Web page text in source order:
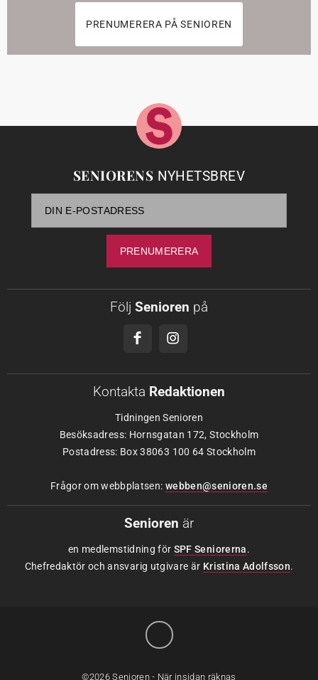
PRENUMERERA PÅ SENIOREN
SENIORENS NYHETSBREV
Följ Senioren på
Kontakta Redaktionen
Tidningen Senioren
Besöksadress: Hornsgatan 172, Stockholm
Postadress: Box 38063 100 64 Stockholm
Frågor om webbplatsen: webben@senioren.se
Senioren är
en medlemstidning för SPF Seniorerna.
Chefredaktör och ansvarig utgivare är Kristina Adolfsson.
©2026 Senioren - När insidan räknas